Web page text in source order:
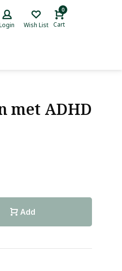
Wish List
0
Cart
met ADHD
Add